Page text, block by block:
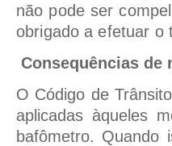
não pode ser
obrigado a efetuar o
Consequências de
O Código de
aplicadas àqueles
bafômetro. Quando